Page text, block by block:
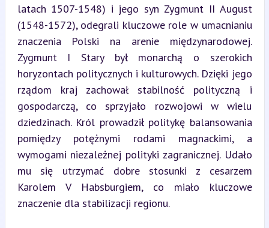
latach 1507-1548) i jego syn Zygmunt II August
(1548-1572), odegrali kluczowe role w umacnianiu
znaczenia Polski na arenie międzynarodowej.
Zygmunt I Stary był monarchą o szerokich
horyzontach politycznych i kulturowych. Dzięki jego
rządom kraj zachował stabilność polityczną i
gospodarczą, co sprzyjało rozwojowi w wielu
dziedzinach. Król prowadził politykę balansowania
pomiędzy potężnymi rodami magnackimi, a
wymogami niezależnej polityki zagranicznej. Udało
mu się utrzymać dobre stosunki z cesarzem
Karolem V Habsburgiem, co miało kluczowe
znaczenie dla stabilizacji regionu.